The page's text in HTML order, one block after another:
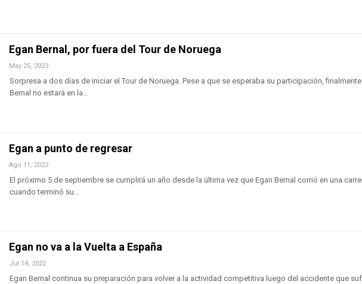
Egan Bernal, por fuera del Tour de Noruega
May 25, 2023
Sorpresa a dos días de iniciar el Tour de Noruega. Pese a que se esperaba su participación, finalmente
Bernal no estará en la…
Egan a punto de regresar
Ago 11, 2022
El próximo 5 de septiembre se cumplirá un año desde la última vez que Egan Bernal corrió en una
cuando terminó su…
Egan no va a la Vuelta a España
Jul 14, 2022
Egan Bernal continua su preparación para volver a la actividad competitiva luego del accidente que